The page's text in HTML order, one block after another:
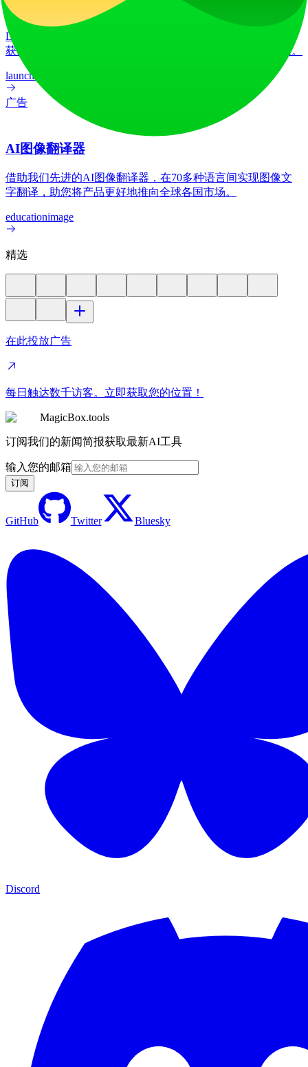
LiftOff
LiftOff 是一个面向创客的产品发布平台，用于发布产品、收
获点赞、获得关注，并与热爱未来的社区共同构建发展势头。
launch-platform
广告
AI图像翻译器
借助我们先进的AI图像翻译器，在70多种语言间实现图像文
字翻译，助您将产品更好地推向全球各国市场。
educationimage
精选
在此投放广告
每日触达数千访客。立即获取您的位置！
MagicBox.tools
订阅我们的新闻简报获取最新AI工具
输入您的邮箱
订阅
GitHub Twitter Bluesky
Discord